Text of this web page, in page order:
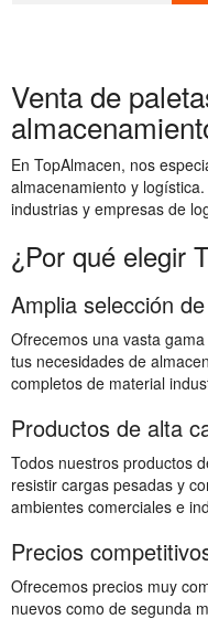
Venta de
En TopAlmacen, nos
almacenamiento y
industrias y empresas de
¿Por qué elegir
Amplia selección
Ofrecemos una vasta
tus necesidades de
completos de material
Productos de alta
Todos nuestros productos
resistir cargas pesadas y
ambientes comerciales e
Precios
Ofrecemos precios muy
nuevos como de segunda